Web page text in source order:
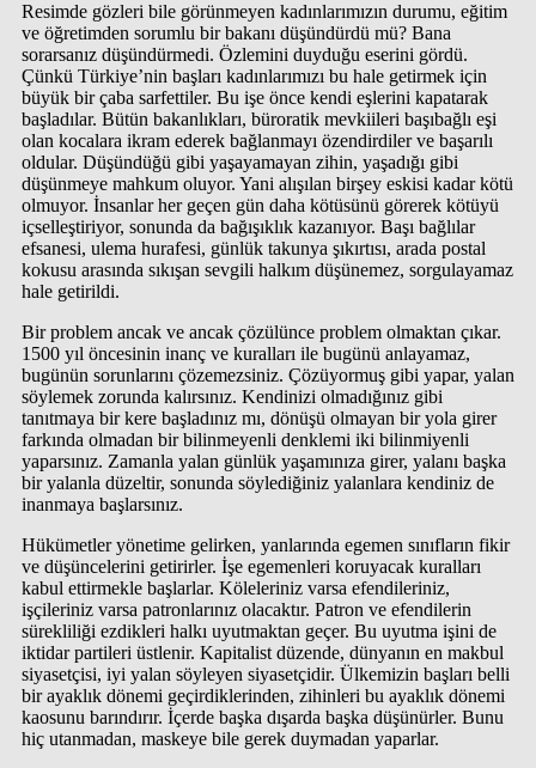
Resimde gözleri bile görünmeyen kadınlarımızın durumu, eğitim
ve öğretimden sorumlu bir bakanı düşündürdü mü? Bana
sorarsanız düşündürmedi. Özlemini duyduğu eserini gördü.
Çünkü Türkiye’nin başları kadınlarımızı bu hale getirmek için
büyük bir çaba sarfettiler. Bu işe önce kendi eşlerini kapatarak
başladılar. Bütün bakanlıkları, büroratik mevkiileri başıbağlı eşi
olan kocalara ikram ederek bağlanmayı özendirdiler ve başarılı
oldular. Düşündüğü gibi yaşayamayan zihin, yaşadığı gibi
düşünmeye mahkum oluyor. Yani alışılan birşey eskisi kadar kötü
olmuyor. İnsanlar her geçen gün daha kötüsünü görerek kötüyü
içselleştiriyor, sonunda da bağışıklık kazanıyor. Başı bağlılar
efsanesi, ulema hurafesi, günlük takunya şıkırtısı, arada postal
kokusu arasında sıkışan sevgili halkım düşünemez, sorgulayamaz
hale getirildi.
Bir problem ancak ve ancak çözülünce problem olmaktan çıkar.
1500 yıl öncesinin inanç ve kuralları ile bugünü anlayamaz,
bugünün sorunlarını çözemezsiniz. Çözüyormuş gibi yapar, yalan
söylemek zorunda kalırsınız. Kendinizi olmadığınız gibi
tanıtmaya bir kere başladınız mı, dönüşü olmayan bir yola girer
farkında olmadan bir bilinmeyenli denklemi iki bilinmiyenli
yaparsınız. Zamanla yalan günlük yaşamınıza girer, yalanı başka
bir yalanla düzeltir, sonunda söylediğiniz yalanlara kendiniz de
inanmaya başlarsınız.
Hükümetler yönetime gelirken, yanlarında egemen sınıfların fikir
ve düşüncelerini getirirler. İşe egemenleri koruyacak kuralları
kabul ettirmekle başlarlar. Köleleriniz varsa efendileriniz,
işçileriniz varsa patronlarınız olacaktır. Patron ve efendilerin
sürekliliği ezdikleri halkı uyutmaktan geçer. Bu uyutma işini de
iktidar partileri üstlenir. Kapitalist düzende, dünyanın en makbul
siyasetçisi, iyi yalan söyleyen siyasetçidir. Ülkemizin başları belli
bir ayaklık dönemi geçirdiklerinden, zihinleri bu ayaklık dönemi
kaosunu barındırır. İçerde başka dışarda başka düşünürler. Bunu
hiç utanmadan, maskeye bile gerek duymadan yaparlar.